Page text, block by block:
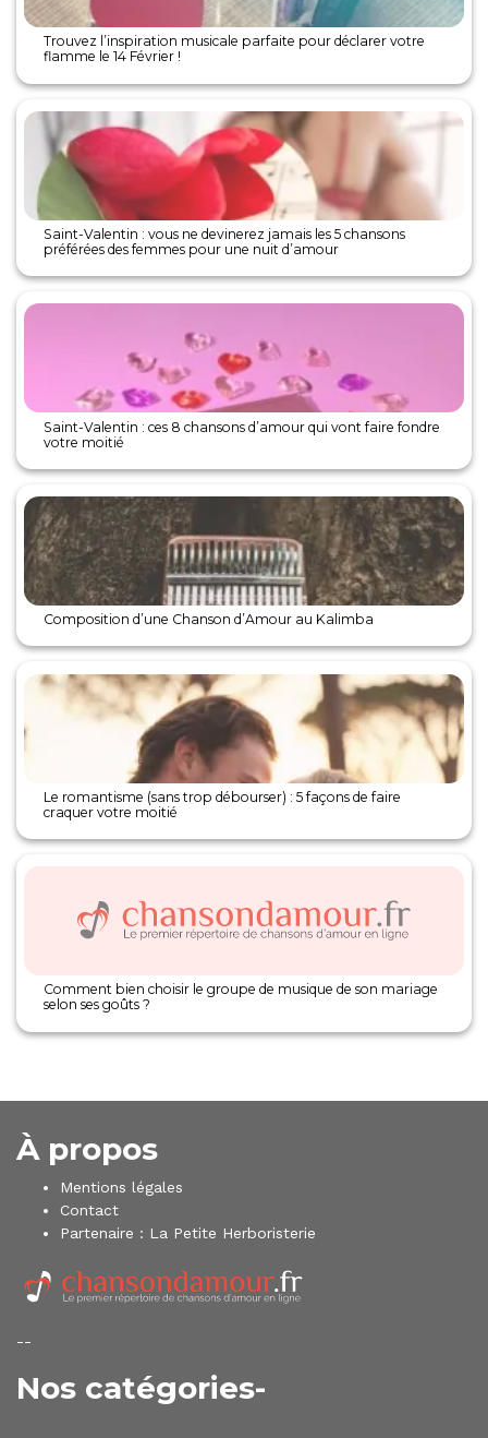
Trouvez l’inspiration musicale parfaite pour déclarer votre
flamme le 14 Février !
Saint-Valentin : vous ne devinerez jamais les 5 chansons
préférées des femmes pour une nuit d’amour
Saint-Valentin : ces 8 chansons d’amour qui vont faire fondre
votre moitié
Composition d’une Chanson d’Amour au Kalimba
Le romantisme (sans trop débourser) : 5 façons de faire
craquer votre moitié
Comment bien choisir le groupe de musique de son mariage
selon ses goûts ?
À propos
Mentions légales
Contact
Partenaire : La Petite Herboristerie
--
Nos catégories-